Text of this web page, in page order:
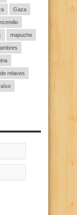
Gaza
mapuche
relaves